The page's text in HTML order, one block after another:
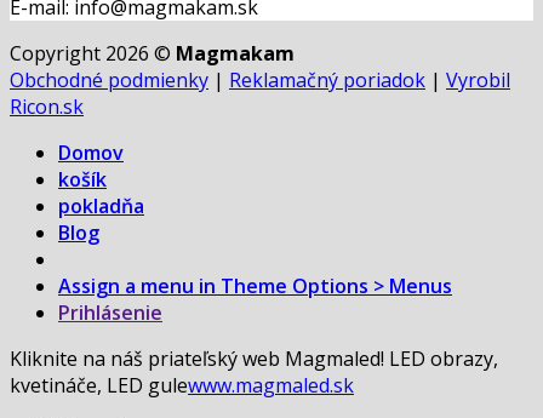
E-mail: info@magmakam.sk
Copyright 2026 © Magmakam
Obchodné podmienky | Reklamačný poriadok | Vyrobil
Ricon.sk
Domov
košík
pokladňa
Blog
Assign a menu in Theme Options > Menus
Prihlásenie
Kliknite na náš priateľský web Magmaled! LED obrazy,
kvetináče, LED gulewww.magmaled.sk